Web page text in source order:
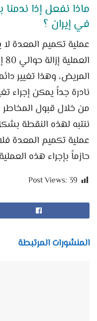
ماذا نفعل إذا
في إيران ؟
عملية تكميم المعدة
المريض، وهذا تغيير
نادرة جداً يمكن إجراء
من خلال قبول
ننتبه لهذه النقطة
عملية تكميم المعدة
حازماً بإجراء هذه
Post Views:39
المنشورات المرتبطة